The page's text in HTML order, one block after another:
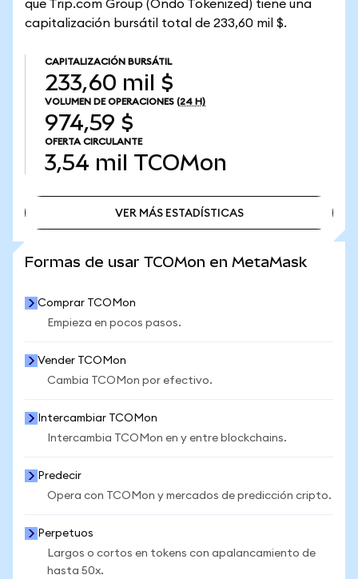
que Trip.com Group (Ondo Tokenized) tiene una
capitalización bursátil total de 233,60 mil $.
CAPITALIZACIÓN BURSÁTIL
233,60 mil $
VOLUMEN DE OPERACIONES (24 H)
974,59 $
OFERTA CIRCULANTE
3,54 mil TCOMon
VER MÁS ESTADÍSTICAS
Formas de usar TCOMon en MetaMask
Comprar TCOMon
Empieza en pocos pasos.
Vender TCOMon
Cambia TCOMon por efectivo.
Intercambiar TCOMon
Intercambia TCOMon en y entre blockchains.
Predecir
Opera con TCOMon y mercados de predicción cripto.
Perpetuos
Largos o cortos en tokens con apalancamiento de
hasta 50x.